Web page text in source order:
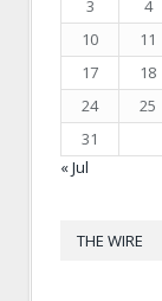
3
4
10
11
17
18
24
25
31
« Jul
THE WIRE